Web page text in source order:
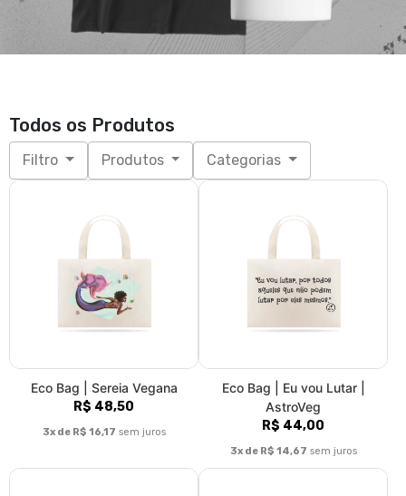
R$ 48,50
3x de R$ 16,17sem juros
AstroVeg
R$ 44,00
3x de R$ 14,67sem juros